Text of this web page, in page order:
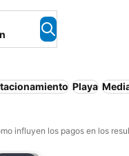
Playa
influyen los pagos en los